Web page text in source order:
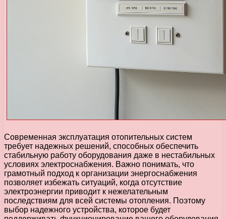
Современная эксплуатация отопительных систем
требует надежных решений, способных обеспечить
стабильную работу оборудования даже в нестабильных
условиях электроснабжения. Важно понимать, что
грамотный подход к организации энергоснабжения
позволяет избежать ситуаций, когда отсутствие
электроэнергии приводит к нежелательным
последствиям для всей системы отопления. Поэтому
выбор надежного устройства, которое будет